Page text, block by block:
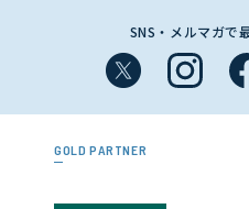
SNS・メルマガで
GOLD PARTNER